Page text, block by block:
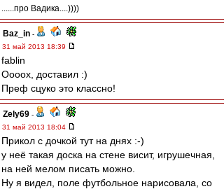
......про Вадика....))))
Baz_in -
31 май 2013 18:39
fablin
Оооох, доставил :)
Преф сцуко это классно!
Zely69 -
31 май 2013 18:04
Прикол с дочкой тут на днях :-)
у неё такая доска на стене висит, игрушечная,
на ней мелом писать можно.
Ну я видел, поле футбольное нарисовала, со